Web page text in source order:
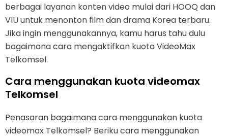
berbagai layanan konten video mulai dari HOOQ dan
VIU untuk menonton film dan drama Korea terbaru.
Jika ingin menggunakannya, kamu harus tahu dulu
bagaimana cara mengaktifkan kuota VideoMax
Telkomsel.
Cara menggunakan kuota videomax
Telkomsel
Penasaran bagaimana cara menggunakan kuota
videomax Telkomsel? Beriku cara menggunakan